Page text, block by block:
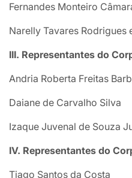
Fernandes Monteiro
Narelly Tavares Rodrigues
III. Representantes do
Andria Roberta Freitas
Daiane de Carvalho Silva
Izaque Juvenal de Souza
IV. Representantes do
Tiago Santos da Costa